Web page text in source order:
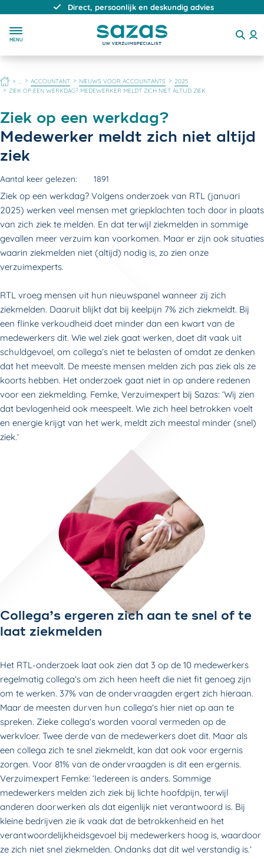
Direct, persoonlijk en deskundig advies
MENU
HOME ACCOUNTANT NIEUWS VOOR ACCOUNTANTS
2025
ZIEK OP EEN WERKDAG? MEDEWERKER MELDT ZICH NIET ALTIJD ZIEK
Ziek op een werkdag?
Medewerker meldt zich niet altijd
ziek
Aantal keer gelezen: 1891
Ziek op een werkdag? Volgens onderzoek van RTL (januari
2025) werken veel mensen met griepklachten toch door in plaats
van zich ziek te melden. En dat terwijl ziekmelden in sommige
gevallen meer verzuim kan voorkomen. Maar er zijn ook situaties
waarin ziekmelden niet (altijd) nodig is, zo zien onze
verzuimexperts.
RTL vroeg mensen uit hun nieuwspanel wanneer zij zich
ziekmelden. Daaruit blijkt dat bij keelpijn 7% zich ziekmeldt. Bij
een flinke verkoudheid doet minder dan een kwart van de
medewerkers dit. Wie wel ziek gaat werken, doet dit vaak uit
schuldgevoel, om collega’s niet te belasten of omdat ze denken
dat het meevalt. De meeste mensen melden zich pas ziek als ze
koorts hebben. Het onderzoek gaat niet in op andere redenen
voor een ziekmelding. Femke, Verzuimexpert bij Sazas: ‘Wij zien
dat bevlogenheid ook meespeelt. Wie zich heel betrokken voelt
en energie krijgt van het werk, meldt zich meestal minder (snel)
ziek.’
Collega’s ergeren zich aan te snel of te
laat ziekmelden
Het RTL-onderzoek laat ook zien dat 3 op de 10 medewerkers
regelmatig collega’s om zich heen heeft die niet fit genoeg zijn
om te werken. 37% van de ondervraagden ergert zich hieraan.
Maar de meesten durven hun collega’s hier niet op aan te
spreken. Zieke collega’s worden vooral vermeden op de
werkvloer. Twee derde van de medewerkers doet dit. Maar als
een collega zich te snel ziekmeldt, kan dat ook voor ergernis
zorgen. Voor 81% van de ondervraagden is dit een ergernis.
Verzuimexpert Femke: ‘Iedereen is anders. Sommige
medewerkers melden zich ziek bij lichte hoofdpijn, terwijl
anderen doorwerken als dat eigenlijk niet verantwoord is. Bij
kleine bedrijven zie ik vaak dat de betrokkenheid en het
verantwoordelijkheidsgevoel bij medewerkers hoog is, waardoor
ze zich niet snel ziekmelden. Ondanks dat dit wel verstandig is.’